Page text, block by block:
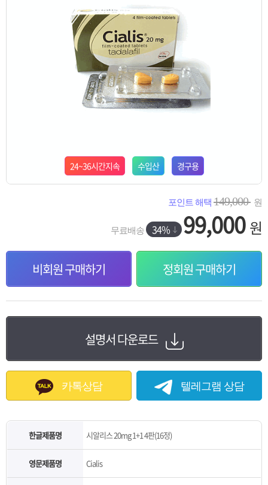
24~36시간지속 수입산 경구용
포인트 해택 149,000 원
무료배송 34% 99,000원
비회원 구매하기 정회원 구매하기
설명서 다운로드
카톡상담 텔레그램 상담
한글제품명 시알리스 20mg 1+1 4판(16정)
영문제품명 Cialis